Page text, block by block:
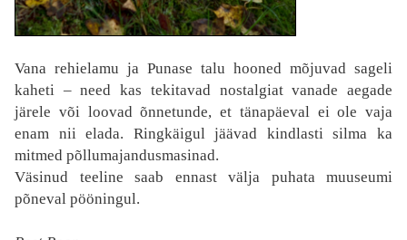
Vana rehielamu ja Punase talu hooned mõjuvad sageli
kaheti – need kas tekitavad nostalgiat vanade aegade
järele või loovad õnnetunde, et tänapäeval ei ole vaja
enam nii elada. Ringkäigul jäävad kindlasti silma ka
mitmed põllumajandusmasinad.
Väsinud teeline saab ennast välja puhata muuseumi
põneval pööningul.